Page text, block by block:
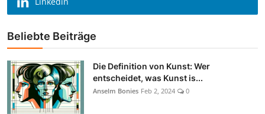
Beliebte Beiträge
Die Definition von Kunst: Wer
entscheidet, was Kunst is...
Anselm Bonies Feb 2, 2024 0